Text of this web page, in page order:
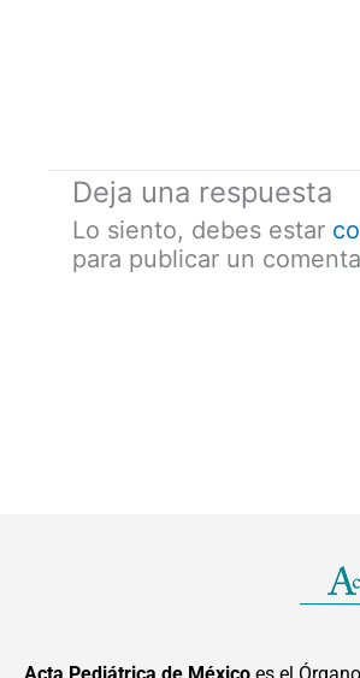
Deja una respuesta
Lo siento, debes estar
para publicar un